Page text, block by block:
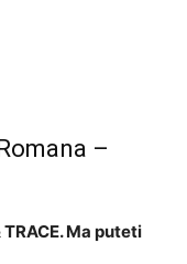
–
Ma puteti